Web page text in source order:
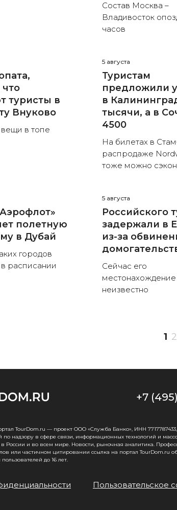
Состав Москва –
Владивосток
часов
что
туристы в
Внуково
в топе
5 августа
Туристам
предложили
в
тысячи, а в
4500
На билетах в
распродаже
тоже можно
полетную
в Дубай
городов
расписании
5 августа
Российского
задержали в
из-за
Сейчас его
местонахождение
неизвестно
1 2
+7
TourDom.ru — проект ООО «Служба Банко», ИНН
надзору в сфере связи, информационных технологий и
России и во всем мире. Новости, рыночная аналитика.
или частичном цитировании ссылка на портал TourDom.ru
до 16 лет.
Пользовательское